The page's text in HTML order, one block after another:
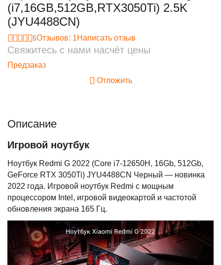
(i7,16GB,512GB,RTX3050Ti) 2.5K
(JYU4488CN)
5Отзывов: 1Написать отзыв
Свяжитесь с нами насчёт цены
Предзаказ
Отложить
Описание
Игровой ноутбук
Ноутбук Redmi G 2022 (Core i7-12650H, 16Gb, 512Gb,
GeForce RTX 3050Ti) JYU4488CN Черный — новинка
2022 года. Игровой ноутбук Redmi с мощным
процессором Intel, игровой видеокартой и частотой
обновления экрана 165 Гц.